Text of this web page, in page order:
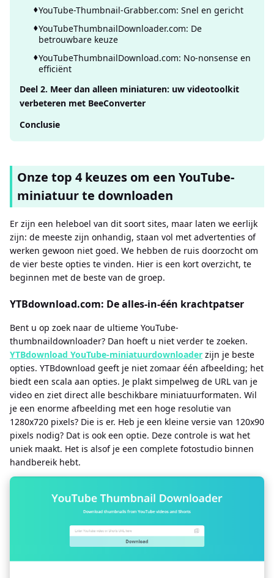
YouTube-Thumbnail-Grabber.com: Snel en gericht
YouTubeThumbnailDownloader.com: De
betrouwbare keuze
YouTubeThumbnailDownload.com: No-nonsense en
efficiënt
Deel 2. Meer dan alleen miniaturen: uw videotoolkit
verbeteren met BeeConverter
Conclusie
Onze top 4 keuzes om een ​​YouTube-
miniatuur te downloaden
Er zijn een heleboel van dit soort sites, maar laten we eerlijk
zijn: de meeste zijn onhandig, staan ​​vol met advertenties of
werken gewoon niet goed. We hebben de ruis doorzocht om
de vier beste opties te vinden. Hier is een kort overzicht, te
beginnen met de beste van de groep.
YTBdownload.com: De alles-in-één krachtpatser
Bent u op zoek naar de ultieme YouTube-
thumbnaildownloader? Dan hoeft u niet verder te zoeken.
YTBdownload YouTube-miniatuurdownloader zijn je beste
opties. YTBdownload geeft je niet zomaar één afbeelding; het
biedt een scala aan opties. Je plakt simpelweg de URL van je
video en ziet direct alle beschikbare miniatuurformaten. Wil
je een enorme afbeelding met een hoge resolutie van
1280x720 pixels? Die is er. Heb je een kleine versie van 120x90
pixels nodig? Dat is ook een optie. Deze controle is wat het
uniek maakt. Het is alsof je een complete fotostudio binnen
handbereik hebt.